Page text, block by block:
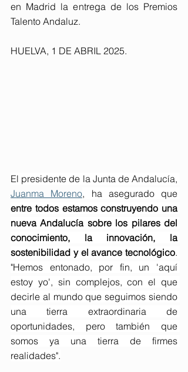
en Madrid la entrega de los Premios
Talento Andaluz.
HUELVA, 1 DE ABRIL 2025.
Juanma Moreno
entre todos estamos construyendo una
nueva Andalucía sobre los pilares del
conocimiento, la innovación, la
sostenibilidad y el avance tecnológico.
"Hemos entonado, por fin, un 'aquí
estoy yo', sin complejos, con el que
decirle al mundo que seguimos siendo
una tierra extraordinaria de
oportunidades, pero también que
somos ya una tierra de firmes
realidades".